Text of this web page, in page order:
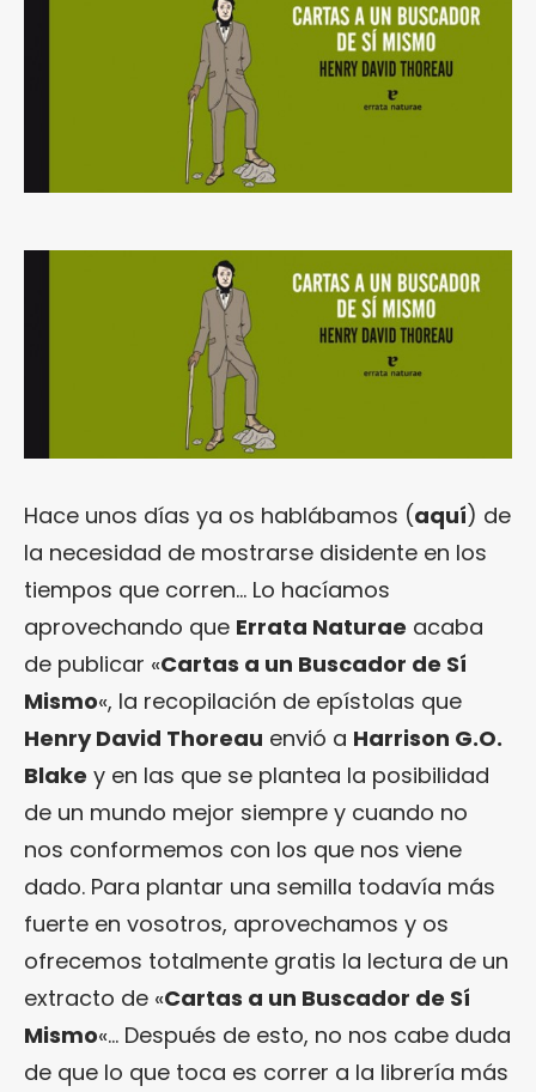
Hace unos días ya os hablábamos (aquí) de
la necesidad de mostrarse disidente en los
tiempos que corren… Lo hacíamos
aprovechando que Errata Naturae acaba
de publicar «Cartas a un Buscador de Sí
Mismo«, la recopilación de epístolas que
Henry David Thoreau envió a Harrison G.O.
Blake y en las que se plantea la posibilidad
de un mundo mejor siempre y cuando no
nos conformemos con los que nos viene
dado. Para plantar una semilla todavía más
fuerte en vosotros, aprovechamos y os
ofrecemos totalmente gratis la lectura de un
extracto de «Cartas a un Buscador de Sí
Mismo«… Después de esto, no nos cabe duda
de que lo que toca es correr a la librería más